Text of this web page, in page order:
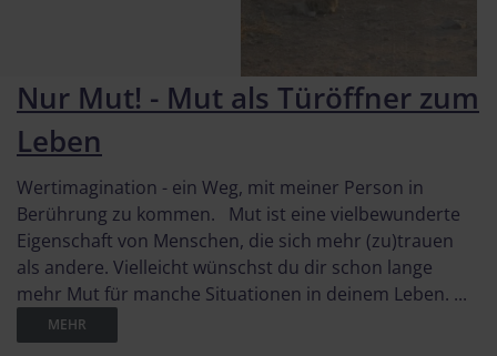
Nur Mut! - Mut als Türöffner zum
Leben
Wertimagination - ein Weg, mit meiner Person in
Berührung zu kommen. Mut ist eine vielbewunderte
Eigenschaft von Menschen, die sich mehr (zu)trauen
als andere. Vielleicht wünschst du dir schon lange
mehr Mut für manche Situationen in deinem Leben. ...
MEHR